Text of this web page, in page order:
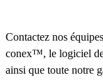
Contactez nos
conex™, le logiciel de
ainsi que toute notre